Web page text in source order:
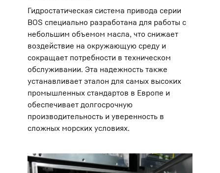
Гидростатическая система привода серии
BOS специально разработана для работы с
небольшим объемом масла, что снижает
воздействие на окружающую среду и
сокращает потребности в техническом
обслуживании. Эта надежность также
устанавливает эталон для самых высоких
промышленных стандартов в Европе и
обеспечивает долгосрочную
производительность и уверенность в
сложных морских условиях.